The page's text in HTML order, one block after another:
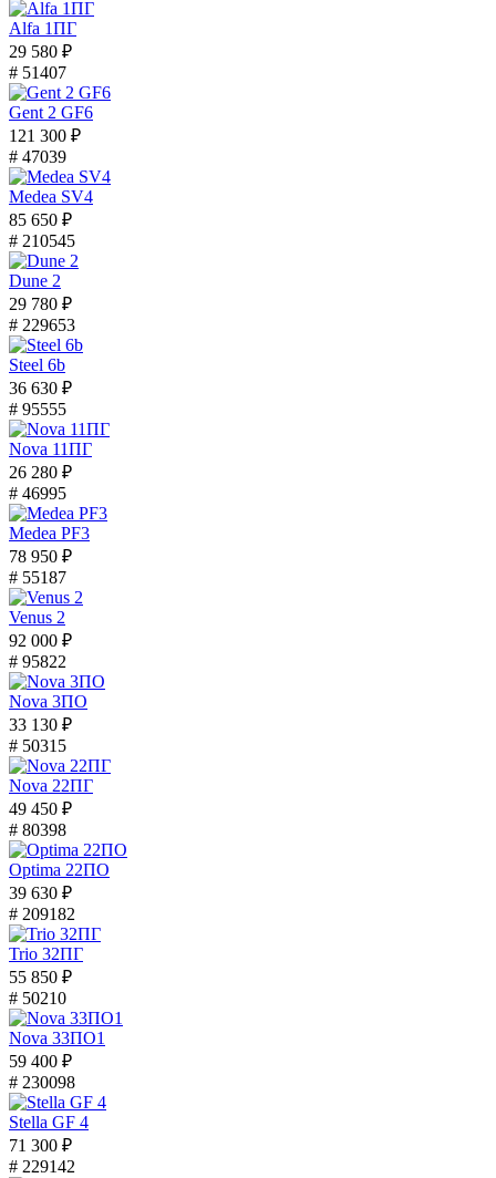
Alfa 1ПГ
29 580 ₽
# 51407
Gent 2 GF6
121 300 ₽
# 47039
Medea SV4
85 650 ₽
# 210545
Dune 2
29 780 ₽
# 229653
Steel 6b
36 630 ₽
# 95555
Nova 11ПГ
26 280 ₽
# 46995
Medea PF3
78 950 ₽
# 55187
Venus 2
92 000 ₽
# 95822
Nova 3ПО
33 130 ₽
# 50315
Nova 22ПГ
49 450 ₽
# 80398
Optima 22ПО
39 630 ₽
# 209182
Trio 32ПГ
55 850 ₽
# 50210
Nova 33ПО1
59 400 ₽
# 230098
Stella GF 4
71 300 ₽
# 229142